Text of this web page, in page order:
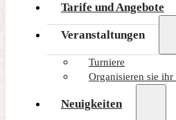
Tarife und Angebote
Veranstaltungen
Turniere
Organisieren sie ihr
Neuigkeiten